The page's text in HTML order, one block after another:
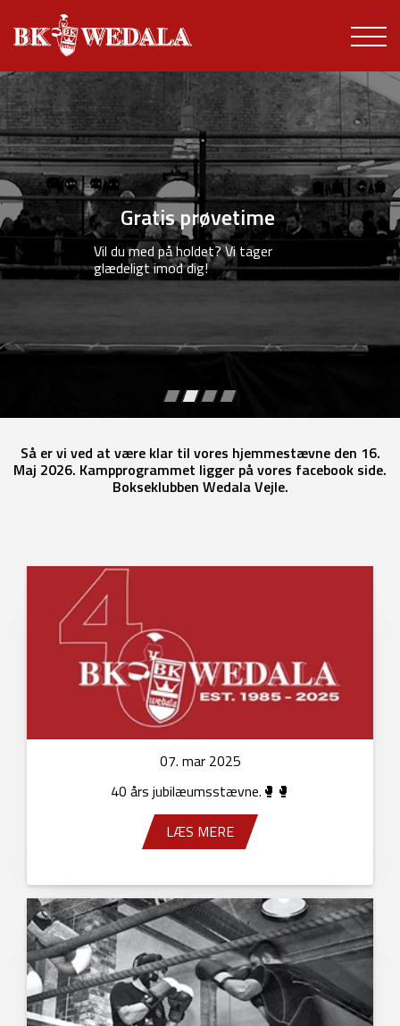
Gratis prøvetime
Vil du med på holdet? Vi tager
glædeligt imod dig!
Så er vi ved at være klar til vores hjemmestævne den 16.
Maj 2026. Kampprogrammet ligger på vores facebook side.
Bokseklubben Wedala Vejle.
07. mar 2025
40 års jubilæumsstævne.🥊🥊
LÆS MERE